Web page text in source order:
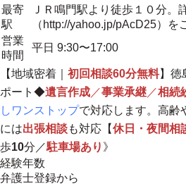
最寄
駅
ＪＲ鳴門駅より徒歩１０分。
（http://yahoo.jp/pAcD25）を
営業
時間
平日 9:30〜17:00
【地域密着 初回相談60分無料】徳
ポート◆遺言作成 ／事業承継 ／相続
しワンストップで対応します。高齢
には出張相談も対応【休日・夜間相
歩10分／駐車場あり 》
経験年数
弁護士登録から